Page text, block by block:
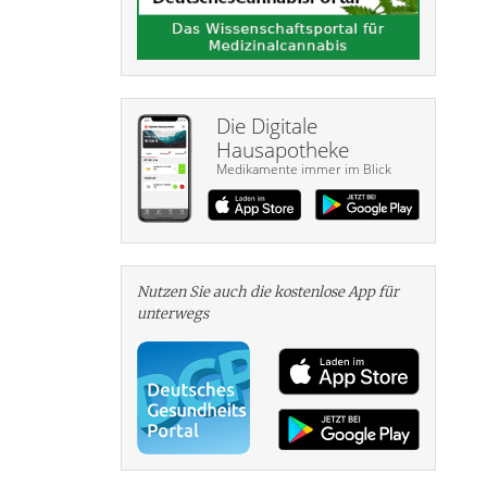
Die Digitale
Hausapotheke
Medikamente immer im Blick
Nutzen Sie auch die kosten­lose App für
unterwegs